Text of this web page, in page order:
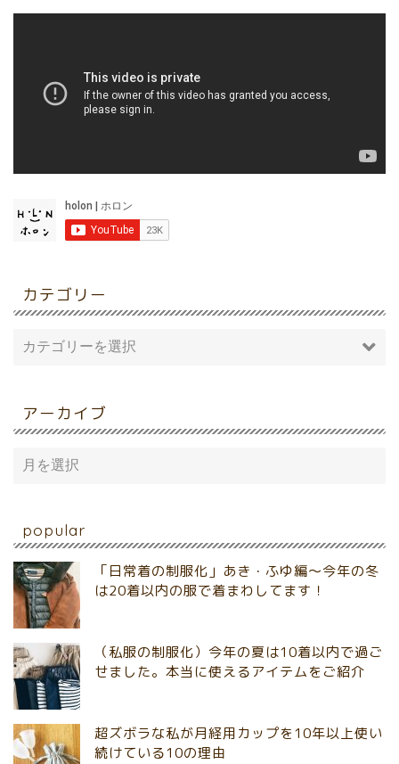
カテゴリー
アーカイブ
popular
「日常着の制服化」あき・ふゆ編～今年の冬
は20着以内の服で着まわしてます！
（私服の制服化）今年の夏は10着以内で過ご
せました。本当に使えるアイテムをご紹介
超ズボラな私が月経用カップを10年以上使い
続けている10の理由